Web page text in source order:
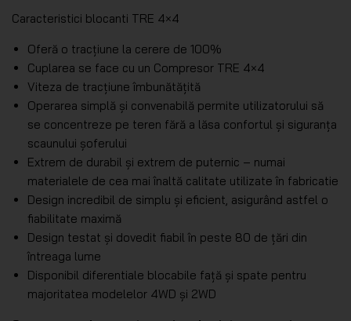
Caracteristici blocanti TRE 4×4
Oferă o tracțiune la cerere de 100%
Cuplarea se face cu un Compresor TRE 4×4
Viteza de tracțiune îmbunătățită
Operarea simplă și convenabilă permite utilizatorului să
se concentreze pe teren fără a lăsa confortul și siguranța
scaunului șoferului
Extrem de durabil și extrem de puternic – numai
materialele de cea mai înaltă calitate utilizate în fabricatie
Design incredibil de simplu și eficient, asigurând astfel o
fiabilitate maximă
Design testat și dovedit fiabil în peste 80 de țări din
întreaga lume
Disponibil diferentiale blocabile față și spate pentru
majoritatea modelelor 4WD și 2WD